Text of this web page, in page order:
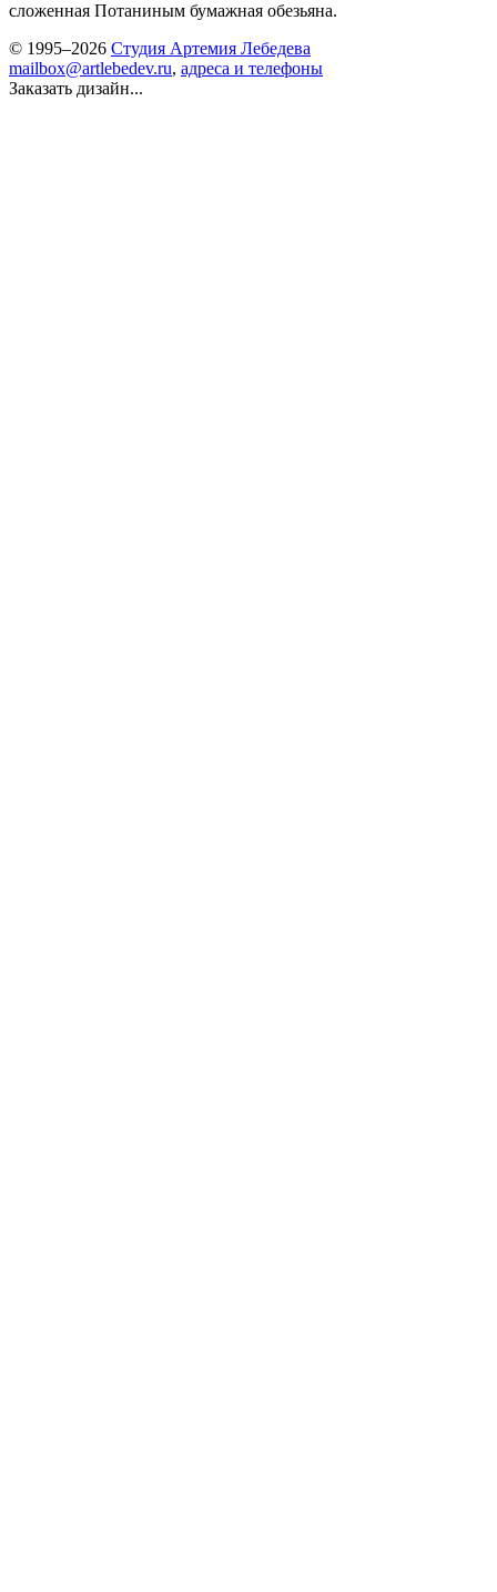
сложенная Потаниным бумажная обезьяна.
© 1995–2026 Студия Артемия Лебедева
mailbox@artlebedev.ru, адреса и телефоны
Заказать дизайн...